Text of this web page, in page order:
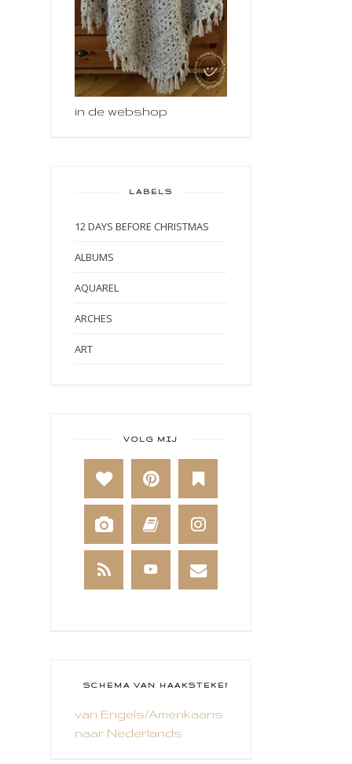
in de webshop
LABELS
12 DAYS BEFORE CHRISTMAS
ALBUMS
AQUAREL
ARCHES
ART
BAKKEN
BEESTENBOEL
BOEKEN
BREIEN
BRUSHO
CAMEO 4
CARDS ONLY
VOLG MIJ
SCHEMA VAN HAAKSTEKEN
van Engels/Amerikaans
naar Nederlands